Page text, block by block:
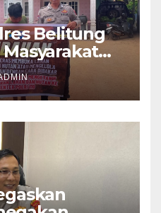
Belitung